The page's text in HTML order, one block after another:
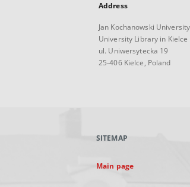
Address
Jan Kochanowski
University Library in Kielce
ul. Uniwersytecka 19
25-406 Kielce, Poland
SITEMAP
Main page